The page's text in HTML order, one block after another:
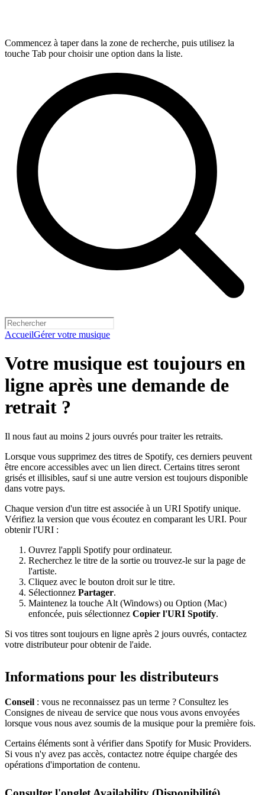
Commencez à taper dans la zone de recherche, puis utilisez la
touche Tab pour choisir une option dans la liste.
AccueilGérer votre musique
Votre musique est toujours en
ligne après une demande de
retrait ?
Il nous faut au moins 2 jours ouvrés pour traiter les retraits.
Lorsque vous supprimez des titres de Spotify, ces derniers peuvent
être encore accessibles avec un lien direct. Certains titres seront
grisés et illisibles, sauf si une autre version est toujours disponible
dans votre pays.
Chaque version d'un titre est associée à un URI Spotify unique.
Vérifiez la version que vous écoutez en comparant les URI. Pour
obtenir l'URI :
Ouvrez l'appli Spotify pour ordinateur.
Recherchez le titre de la sortie ou trouvez-le sur la page de
l'artiste.
Cliquez avec le bouton droit sur le titre.
Sélectionnez Partager.
Maintenez la touche Alt (Windows) ou Option (Mac)
enfoncée, puis sélectionnez Copier l'URI Spotify.
Si vos titres sont toujours en ligne après 2 jours ouvrés, contactez
votre distributeur pour obtenir de l'aide.
Informations pour les distributeurs
Conseil : vous ne reconnaissez pas un terme ? Consultez les
Consignes de niveau de service que nous vous avons envoyées
lorsque vous nous avez soumis de la musique pour la première fois.
Certains éléments sont à vérifier dans Spotify for Music Providers.
Si vous n'y avez pas accès, contactez notre équipe chargée des
opérations d'importation de contenu.